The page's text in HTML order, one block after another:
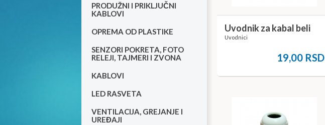
PRODUŽNI I PRIKLJUČNI
KABLOVI
OPREMA OD PLASTIKE
SENZORI POKRETA, FOTO
RELEJI, TAJMERI I ZVONA
KABLOVI
LED RASVETA
VENTILACIJA, GREJANJE I
UREĐAJI
Uvodnik za kabal beli
Uvodnici
19,00 RSD